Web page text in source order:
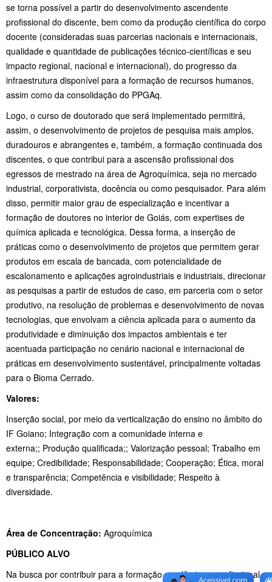
se torna possível a partir do desenvolvimento ascendente
profissional do discente, bem como da produção científica do corpo
docente (consideradas suas parcerias nacionais e internacionais,
qualidade e quantidade de publicações técnico-científicas e seu
impacto regional, nacional e internacional), do progresso da
infraestrutura disponível para a formação de recursos humanos,
assim como da consolidação do PPGAq.
Logo, o curso de doutorado que será implementado permitirá,
assim, o desenvolvimento de projetos de pesquisa mais amplos,
duradouros e abrangentes e, também, a formação continuada dos
discentes, o que contribui para a ascensão profissional dos
egressos de mestrado na área de Agroquímica, seja no mercado
industrial, corporativista, docência ou como pesquisador. Para além
disso, permitir maior grau de especialização e incentivar a
formação de doutores no interior de Goiás, com expertises de
química aplicada e tecnológica. Dessa forma, a inserção de
práticas como o desenvolvimento de projetos que permitem gerar
produtos em escala de bancada, com potencialidade de
escalonamento e aplicações agroindustriais e industriais, direcionar
as pesquisas a partir de estudos de caso, em parceria com o setor
produtivo, na resolução de problemas e desenvolvimento de novas
tecnologias, que envolvam a ciência aplicada para o aumento da
produtividade e diminuição dos impactos ambientais e ter
acentuada participação no cenário nacional e internacional de
práticas em desenvolvimento sustentável, principalmente voltadas
para o Bioma Cerrado.
Valores:
Inserção social, por meio da verticalização do ensino no âmbito do
IF Goiano; Integração com a comunidade interna e
externa;; Produção qualificada;; Valorização pessoal; Trabalho em
equipe; Credibilidade; Responsabilidade; Cooperação; Ética, moral
e transparência; Competência e visibilidade; Respeito à
diversidade.
Área de Concentração: Agroquímica
PÚBLICO ALVO
Na busca por contribuir para a formação acadêmica e profissional